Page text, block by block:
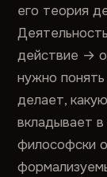
его теория
действие →
нужно
делает,
вкладывает
философски